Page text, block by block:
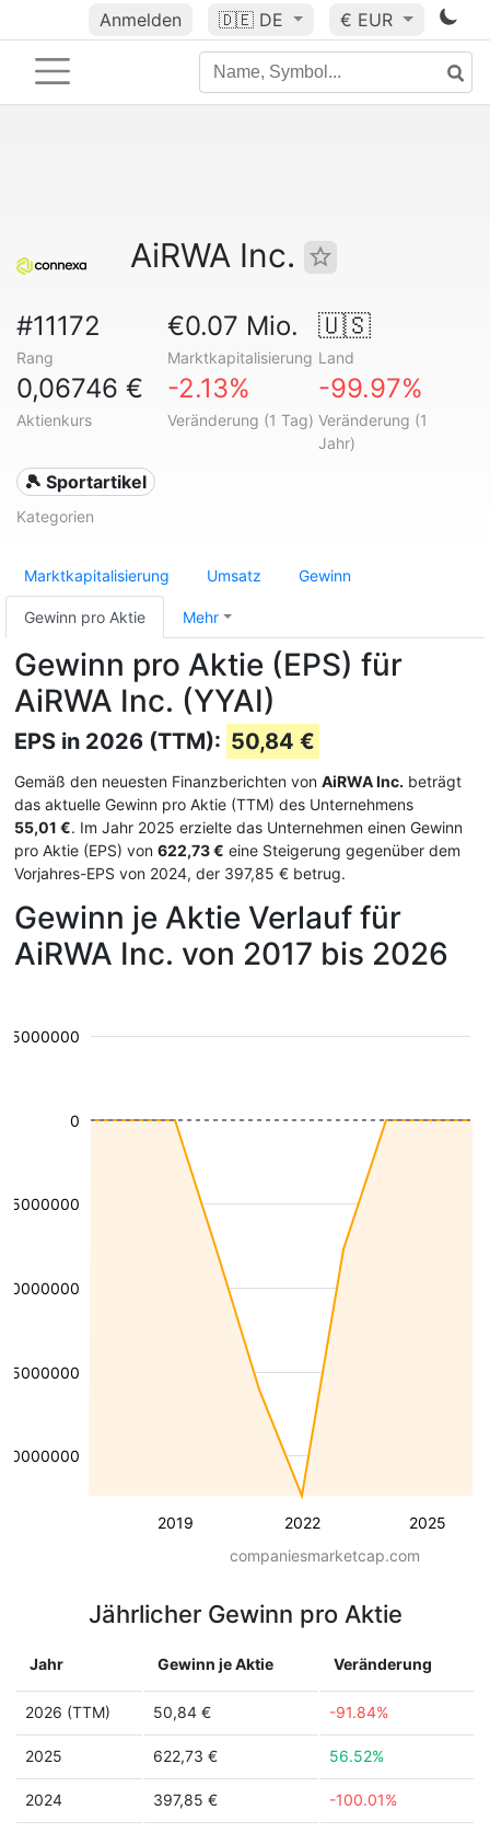
Anmelden 🇩🇪 DE € EUR
AiRWA Inc.
#11172
Rang
€0.07 Mio.
Marktkapitalisierung
🇺🇸
Land
0,06746 €
Aktienkurs
-2.13%
Veränderung (1 Tag)
-99.97%
Veränderung (1
Jahr)
🎾 Sportartikel
Kategorien
Marktkapitalisierung Umsatz Gewinn
Gewinn pro Aktie Mehr
Gewinn pro Aktie (EPS) für
AiRWA Inc. (YYAI)
EPS in 2026 (TTM): 50,84 €
Gemäß den neuesten Finanzberichten von AiRWA Inc. beträgt
das aktuelle Gewinn pro Aktie (TTM) des Unternehmens
55,01 €. Im Jahr 2025 erzielte das Unternehmen einen Gewinn
pro Aktie (EPS) von 622,73 € eine Steigerung gegenüber dem
Vorjahres-EPS von 2024, der 397,85 € betrug.
Gewinn je Aktie Verlauf für
AiRWA Inc. von 2017 bis 2026
2019 2022 2025
€5000000
0
companiesmarketcap.com
Jährlicher Gewinn pro Aktie
Jahr Gewinn je Aktie Veränderung
2026 (TTM) 50,84 € -91.84%
2025 622,73 € 56.52%
2024 397,85 € -100.01%